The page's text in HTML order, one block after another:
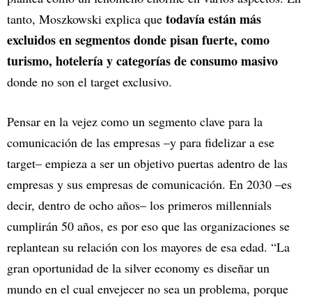
tanto, Moszkowski explica que todavía están más
excluidos en segmentos donde pisan fuerte, como
turismo, hotelería y categorías de consumo masivo
donde no son el target exclusivo.
Pensar en la vejez como un segmento clave para la
comunicación de las empresas –y para fidelizar a ese
target– empieza a ser un objetivo puertas adentro de las
empresas y sus empresas de comunicación. En 2030 –es
decir, dentro de ocho años– los primeros millennials
cumplirán 50 años, es por eso que las organizaciones se
replantean su relación con los mayores de esa edad. “La
gran oportunidad de la silver economy es diseñar un
mundo en el cual envejecer no sea un problema, porque